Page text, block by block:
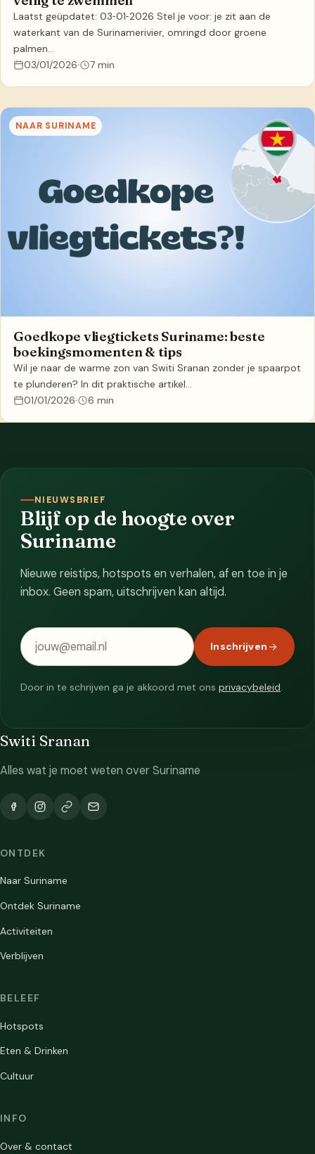
Laatst geüpdatet: 03‑01‑2026 Stel je voor: je zit aan de
waterkant van de Surinamerivier, omringd door groene
palmen…
03/01/2026
7 min
NAAR SURINAME
Goedkope vliegtickets Suriname: beste
boekingsmomenten & tips
Wil je naar de warme zon van Switi Sranan zonder je spaarpot
te plunderen? In dit praktische artikel…
01/01/2026
6 min
NIEUWSBRIEF
Blijf op de hoogte over
Suriname
Nieuwe reistips, hotspots en verhalen, af en toe in je
inbox. Geen spam, uitschrijven kan altijd.
E-mailadres
Inschrijven
Door in te schrijven ga je akkoord met ons privacybeleid.
Switi Sranan
Alles wat je moet weten over Suriname
ONTDEK
Naar Suriname
Ontdek Suriname
Activiteiten
Verblijven
BELEEF
Hotspots
Eten & Drinken
Cultuur
INFO
Over & contact